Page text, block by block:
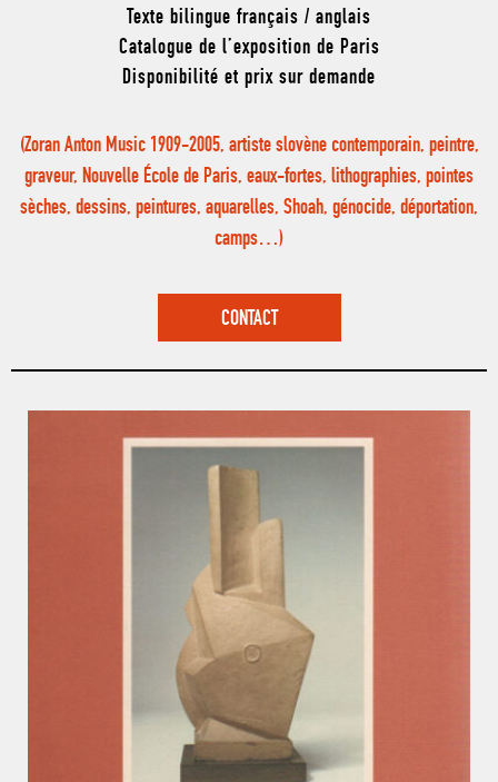
Texte bilingue français / anglais
Catalogue de l’exposition de Paris
Disponibilité et prix sur demande
(Zoran Anton Music 1909-2005, artiste slovène contemporain, peintre,
graveur, Nouvelle École de Paris, eaux-fortes, lithographies, pointes
sèches, dessins, peintures, aquarelles, Shoah, génocide, déportation,
camps…)
CONTACT